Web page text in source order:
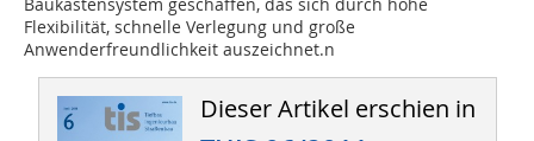
Baukastensystem geschaffen, das sich durch hohe
Flexibilität, schnelle Verlegung und große
Anwenderfreundlichkeit auszeichnet.n
Dieser Artikel erschien in